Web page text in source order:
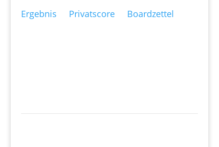
Ergebnis Privatscore Boardzettel